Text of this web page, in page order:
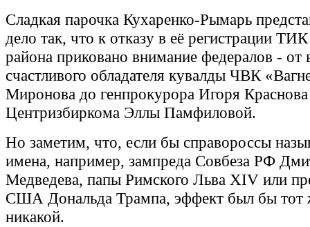
Сладкая парочка Кухаренко-Рымарь
дело так, что к отказу в её регистрации
района приковано внимание федералов -
счастливого обладателя кувалды ЧВК
Миронова до генпрокурора Игоря
Центризбиркома Эллы Памфиловой.
Но заметим, что, если бы справороссы
имена, например, зампреда Совбеза РФ
Медведева, папы Римского Льва XIV или
США Дональда Трампа, эффект был бы тот
никакой.